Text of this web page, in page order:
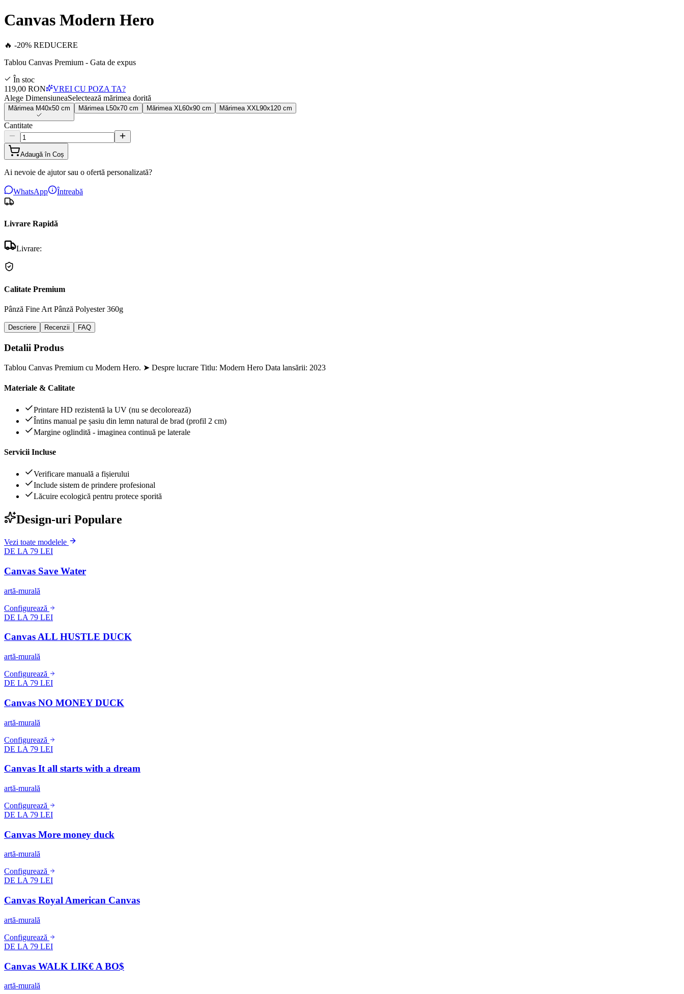
Canvas Modern Hero
🔥 -20% REDUCERE
Tablou Canvas Premium - Gata de expus
În stoc
119,00 RON
VREI CU POZA TA?
Alege DimensiuneaSelectează mărimea dorită
Mărimea M40x50 cm Mărimea 50x70 cm Mărimea XL 60x90 cm Mărimea XXL 90x120 cm
Cantitate
Adaugă în Coș
Ai nevoie de ajutor sau o ofertă personalizată?
WhatsApp Întreabă
Livrare Rapidă
Livrare:
Calitate Premium
Pânză Fine Art Pânză Polyester 360g
Descriere Recenzii FAQ
Detalii Produs
Tablou Canvas Premium cu Modern Hero. ➤ Despre lucrare Titlu: Modern Hero Data lansării: 2023
Materiale & Calitate
Printare HD rezistentă la UV (nu se decolorează)
Întins manual pe șasiu din lemn natural de brad (profil 2 cm)
Margine oglindită - imaginea continuă pe laterale
Servicii Incluse
Verificare manuală a fișierului
Include sistem de prindere profesional
Lăcuire ecologică pentru protece sporită
Design-uri Populare
Vezi toate modelele
DE LA 79 LEI
Canvas Save Water
artă-murală
Configurează
DE LA 79 LEI
Canvas ALL HUSTLE DUCK
artă-murală
Configurează
DE LA 79 LEI
Canvas NO MONEY DUCK
artă-murală
Configurează
DE LA 79 LEI
Canvas It all starts with a dream
artă-murală
Configurează
DE LA 79 LEI
Canvas More money duck
artă-murală
Configurează
DE LA 79 LEI
Canvas Royal American Canvas
artă-murală
Configurează
DE LA 79 LEI
Canvas WALK LIK€ A BO$
artă-murală